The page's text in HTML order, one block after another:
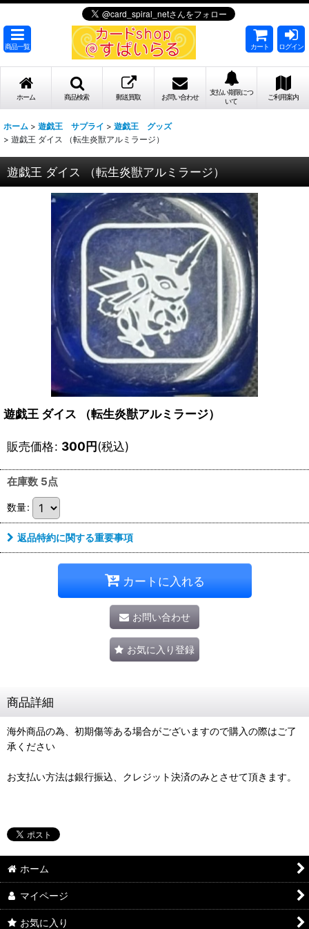
商品一覧 カート ログイン
ホーム 商品検索 郵送買取 お問い合わせ
支払い期限につ
いて
ご利用案内
ホーム > 遊戯王 サプライ > 遊戯王 グッズ
> 遊戯王 ダイス （転生炎獣アルミラージ）
遊戯王 ダイス （転生炎獣アルミラージ）
遊戯王 ダイス （転生炎獣アルミラージ）
販売価格: 300円(税込)
在庫数 5点
数量:
返品特約に関する重要事項
カートに入れる
お問い合わせ
お気に入り登録
商品詳細
海外商品の為、初期傷等ある場合がございますので購入の際はご了
承ください
お支払い方法は銀行振込、クレジット決済のみとさせて頂きます。
ホーム
マイページ
お気に入り